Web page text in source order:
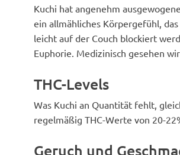
Kuchi hat angenehm
ein allmähliches Körpergefühl,
leicht auf der Couch blockiert
Euphorie. Medizinisch gesehen
THC-Levels
Was Kuchi an Quantität fehlt,
regelmäßig THC-Werte von 20-
Geruch und